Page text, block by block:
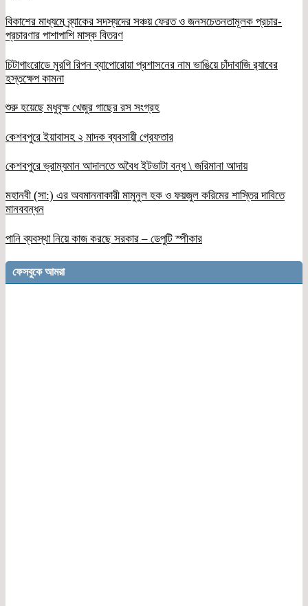
বিকাশের মাধ্যমে ব্র্যাকের সদস্যদের সঞ্চয় ফেরত ও জনসচেতনতামূলক প্রচার-
প্রচারণার পাশাপাশি মাস্ক বিতরণ
চিটাগাংরোডে মুরগি রিপন ব্যাপোরোয়া প্রশাসনের নাম ভাঙিয়ে চাঁদাবাজি র‌্যাবের
হস্তক্ষেপ কামনা
শুরু হয়েছে মধুবৃক্ষ খেজুর গাছের রস সংগ্রহ
কেশবপুরে ইয়াবাসহ ২ মাদক ব্যবসায়ী গ্রেফতার
কেশবপুরে ভ্রাম্যমান আদালতে অবৈধ ইটভাটা বন্ধ \ জরিমানা আদায়
মহানবী (সা:) এর অবমাননাকারী মামুনুল হক ও ফয়জুল করিমের শাস্তির দাবিতে
মানববন্ধন
পানি ব্যবস্থা নিয়ে কাজ করছে সরকার – ডেপুটি স্পীকার
ফেসবুকে আমরা